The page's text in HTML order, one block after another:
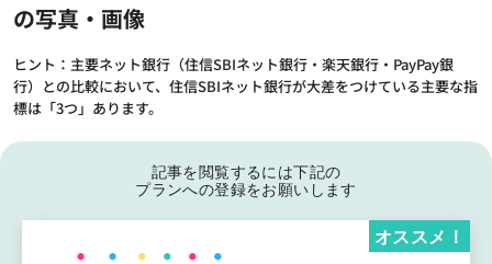
の写真・画像
ヒント：主要ネット銀行（住信SBIネット銀行・楽天銀行・PayPay銀
行）との比較において、住信SBIネット銀行が大差をつけている主要な指
標は「3つ」あります。
記事を閲覧するには下記の
プランへの登録をお願いします
オススメ！